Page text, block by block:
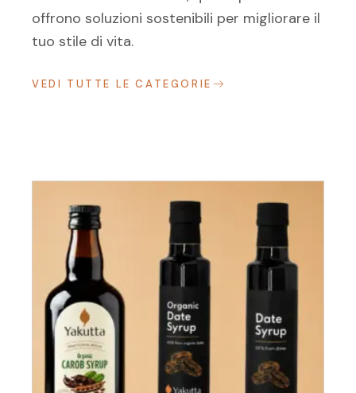
offrono soluzioni sostenibili per migliorare il
tuo stile di vita.
VEDI TUTTE LE CATEGORIE